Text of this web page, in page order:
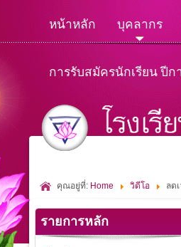
หน้าหลัก บุคลากร
การรับสมัครนักเรียน ปีก
คุณอยู่ที่: Home วิดีโอ ลด
รายการหลัก